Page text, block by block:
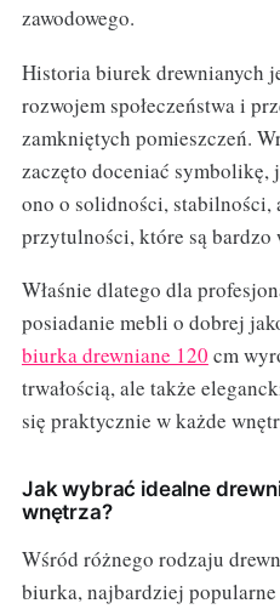
zawodowego.
Historia biurek drewnianych
rozwojem społeczeństwa i
zamkniętych pomieszczeń.
zaczęto doceniać symbolikę,
ono o solidności, stabilności,
przytulności, które są bardzo
Właśnie dlatego dla
posiadanie mebli o dobrej
biurka drewniane 120 cm
trwałością, ale także
się praktycznie w każde
Jak wybrać idealne
wnętrza?
Wśród różnego rodzaju
biurka, najbardziej popularne